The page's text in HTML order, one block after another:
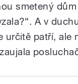
smetený
A v
určitě patří, ale